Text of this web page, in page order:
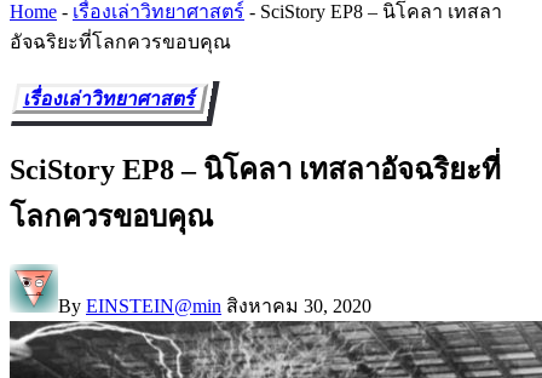
Home - เรื่องเล่าวิทยาศาสตร์ - SciStory EP8 – นิโคลา เทสลา
อัจฉริยะที่โลกควรขอบคุณ
เรื่องเล่าวิทยาศาสตร์
SciStory EP8 – นิโคลา เทสลาอัจฉริยะที่
โลกควรขอบคุณ
By EINSTEIN@min สิงหาคม 30, 2020